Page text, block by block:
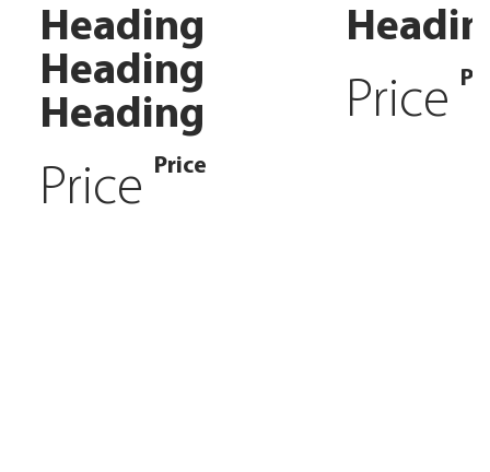
Heading
Heading
Heading
Price Price
Price